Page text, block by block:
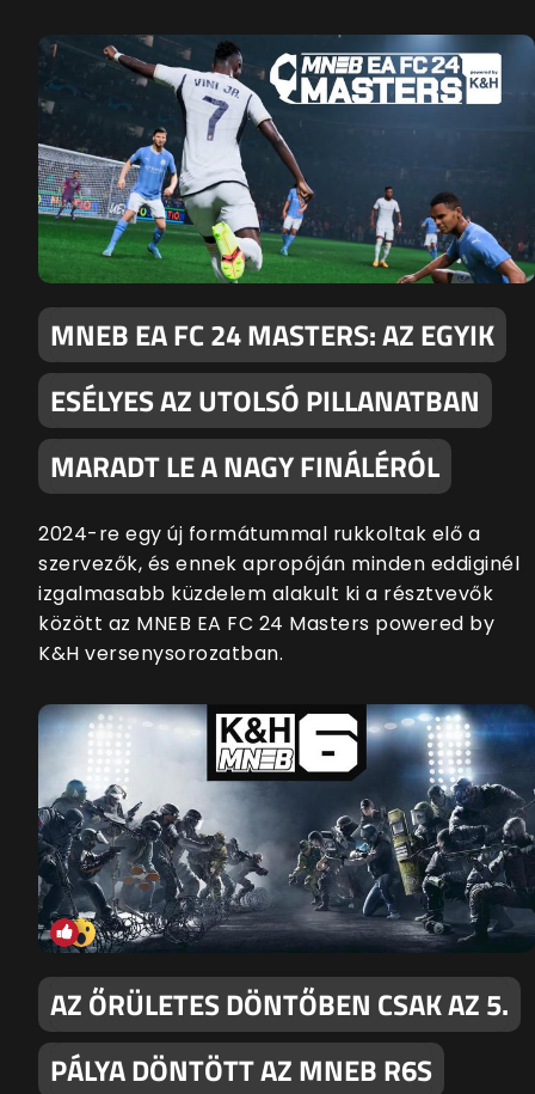
MNEB EA FC 24 MASTERS: AZ EGYIK
ESÉLYES AZ UTOLSÓ PILLANATBAN
MARADT LE A NAGY FINÁLÉRÓL
2024-re egy új formátummal rukkoltak elő a
szervezők, és ennek apropóján minden eddiginél
izgalmasabb küzdelem alakult ki a résztvevők
között az MNEB EA FC 24 Masters powered by
K&H versenysorozatban.
AZ ŐRÜLETES DÖNTŐBEN CSAK AZ 5.
PÁLYA DÖNTÖTT AZ MNEB R6S